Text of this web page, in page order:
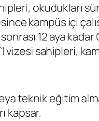
okudukları
kampüs içi
12 aya kadar
vizesi sahipleri,
teknik eğitim
kapsar.